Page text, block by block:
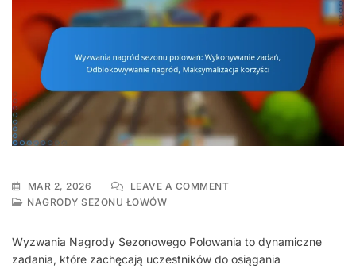
MAR 2, 2026 LEAVE A COMMENTON
POLOWAŃ:
WYKONYWANIE
NAGRODY SEZONU ŁOWÓW
Wyzwania Nagrody Sezonowego Polowania to dynamiczne
zadania, które zachęcają uczestników do osiągania